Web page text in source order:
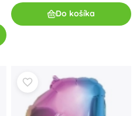
Do košíka